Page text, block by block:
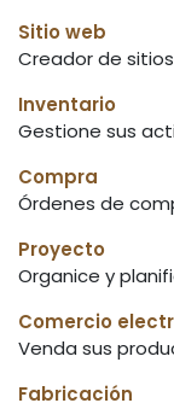
Sitio web
Creador de
Inventario
Gestione sus
Compra
Órdenes de
Proyecto
Organice y
Comercio
Venda sus
Fabricación